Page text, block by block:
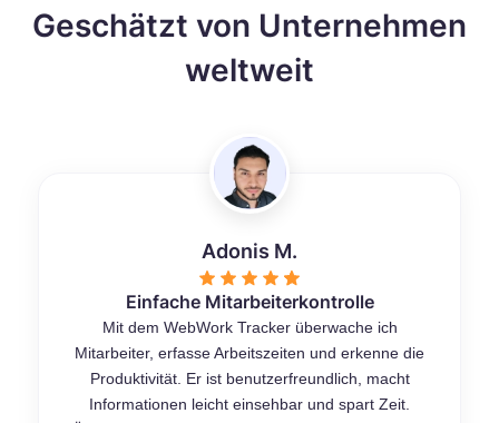
Geschätzt von Unternehmen
weltweit
Adonis M.
Einfache Mitarbeiterkontrolle
Mit dem WebWork Tracker überwache ich
Mitarbeiter, erfasse Arbeitszeiten und erkenne die
Produktivität. Er ist benutzerfreundlich, macht
Informationen leicht einsehbar und spart Zeit.